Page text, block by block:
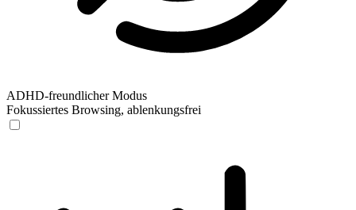
ADHD-freundlicher Modus
Fokussiertes Browsing, ablenkungsfrei